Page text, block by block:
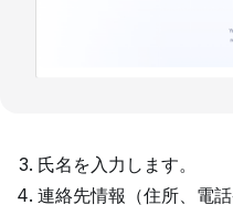
氏名を入力します。
連絡先情報（住所、電